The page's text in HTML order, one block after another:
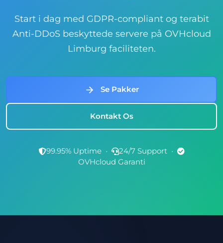
Start i dag med GDPR-compliant og terabit
Anti-DDoS beskyttede servere på OVHcloud
Limburg faciliteten.
Se Pakker
Kontakt Os
99.95% Uptime • 24/7 Support •
OVHcloud Garanti